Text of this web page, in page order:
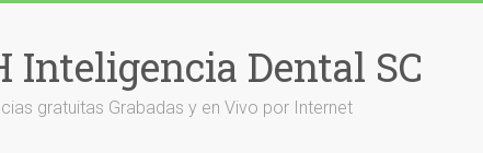
Inteligencia Dental SC
gratuitas Grabadas y en Vivo por Internet